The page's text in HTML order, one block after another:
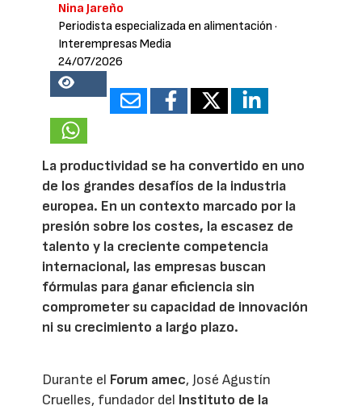
Nina Jareño
Periodista especializada en alimentación ·
Interempresas Media
24/07/2026
20583
La productividad se ha convertido en uno
de los grandes desafíos de la industria
europea. En un contexto marcado por la
presión sobre los costes, la escasez de
talento y la creciente competencia
internacional, las empresas buscan
fórmulas para ganar eficiencia sin
comprometer su capacidad de innovación
ni su crecimiento a largo plazo.
Durante el Forum amec, José Agustín
Cruelles, fundador del Instituto de la